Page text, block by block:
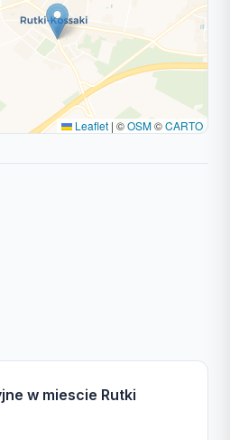
Leaflet | ©OSM©CARTO
w miescie Rutki